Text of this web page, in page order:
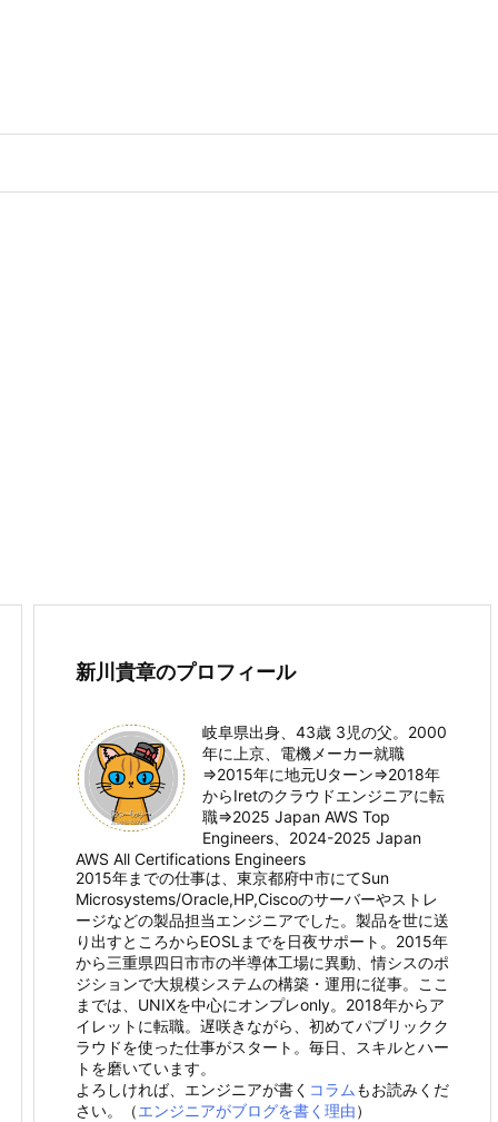
新川貴章のプロフィール
岐阜県出身、43歳 3児の父。2000
年に上京、電機メーカー就職
⇒2015年に地元Uターン⇒2018年
からIretのクラウドエンジニアに転
職⇒2025 Japan AWS Top
Engineers、2024-2025 Japan
AWS All Certifications Engineers
2015年までの仕事は、東京都府中市にてSun
Microsystems/Oracle,HP,Ciscoのサーバーやストレ
ージなどの製品担当エンジニアでした。製品を世に送
り出すところからEOSLまでを日夜サポート。2015年
から三重県四日市市の半導体工場に異動、情シスのポ
ジションで大規模システムの構築・運用に従事。ここ
までは、UNIXを中心にオンプレonly。2018年からア
イレットに転職。遅咲きながら、初めてパブリックク
ラウドを使った仕事がスタート。毎日、スキルとハー
トを磨いています。
よろしければ、エンジニアが書く コラム もお読みくだ
さい。（エンジニアがブログを書く理由）